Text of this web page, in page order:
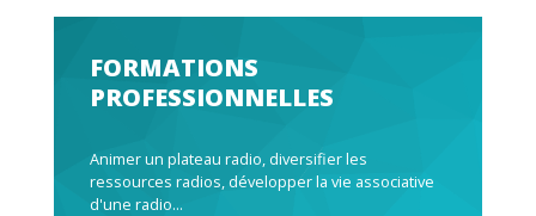
FORMATIONS
PROFESSIONNELLES
Animer un plateau radio, diversifier les
ressources radios, développer la vie associative
d'une radio...